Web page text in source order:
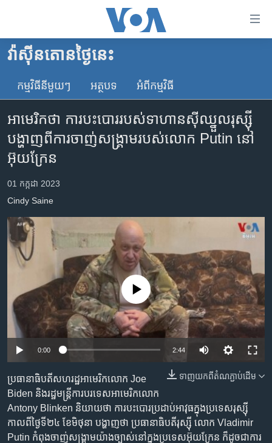
គេហទំព័រ​
ទាក់ទង
និង​
ចូល​
ទំព័រ​
ព័ត៌មាន​​
ម្តង
រំលង​
និង​
ទៅ​
រំលង​
កាន់​
ទំព័រ​
ស្វែង​
កម្ពុជា
អន្តរជាតិ
ហេឡូវីអូអេ
ទូរទស្សន៍ / វីដេអូ​
វិទ្យុ / ផតខាសថ៍
កម្មវិធីទាំងអស់
Khmer English
បណ្តាញ​សង្គម
ភាសា
វ៉ាស៊ីនតោន​ថ្ងៃ​នេះ
កម្មវិធី​នីមួយៗ អត្ថបទ​ អំពី​កម្មវិធី​
អាមេរិក​ថា​​ ការ​បះបោរ​របស់​ទាហាន​ស៊ីឈ្នួល​រុស្ស៊ី​ ​
បង្ហាញ​ពី​ការ​ចាញ់​សង្គ្រាម​​របស់​លោក​ Putin​ នៅ​
អ៊ុយក្រែន​​
01 កក្កដា 2023
Cindy​ Saine​
No media source currently available
0:00 2:44
ទាញ​យក​ពី​តំណភ្ជាប់​ដើម
ប្រធានាធិបតី​សហរដ្ឋ​អាមេរិក​លោក​ Joe
Biden​ និង​រដ្ឋមន្ត្រី​ការបរទេស​​អាមេរិក​លោក​
Antony Blinken និយាយ​ថា​ ការ​បះបោរ​ប្រដាប់​អាវុធ​ក្នុង​ប្រទេស​រុស្ស៊ី​
កាល​ពី​ថ្ងៃ​ទី​២៤ ​ខែ​មិថុនា​ ​បង្ហាញ​ថា​ ប្រធានាធិបតី​រុស្ស៊ី​ លោក​ Vladimir
Putin កំពុង​ចាញ់​សង្គ្រាម​យ៉ាង​ច្បាស់​នៅ​ក្នុង​ប្រទេស​អ៊ុយក្រែន​ ក៏​ដូច​ជា​ការ​​​​